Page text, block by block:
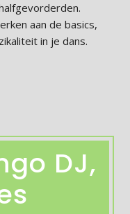
aan de basics,
in je dans.
DJ,